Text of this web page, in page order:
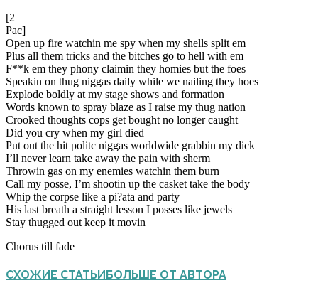
[2
Pac]
Open up fire watchin me spy when my shells split em
Plus all them tricks and the bitches go to hell with em
F**k em they phony claimin they homies but the foes
Speakin on thug niggas daily while we nailing they hoes
Explode boldly at my stage shows and formation
Words known to spray blaze as I raise my thug nation
Crooked thoughts cops get bought no longer caught
Did you cry when my girl died
Put out the hit politc niggas worldwide grabbin my dick
I’ll never learn take away the pain with sherm
Throwin gas on my enemies watchin them burn
Call my posse, I’m shootin up the casket take the body
Whip the corpse like a pi?ata and party
His last breath a straight lesson I posses like jewels
Stay thugged out keep it movin
Chorus till fade
СХОЖИЕ СТАТЬИБОЛЬШЕ ОТ АВТОРА